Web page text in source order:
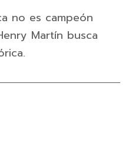
no es campeón
Martín busca